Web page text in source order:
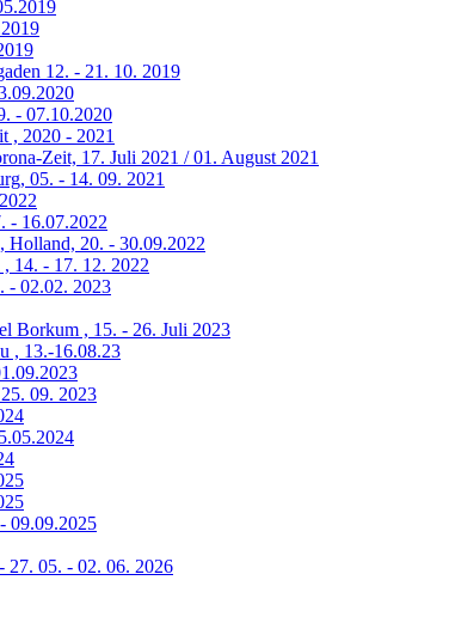
12. - 21. 10. 2019
- 07.10.2020
, 2020 - 2021
Zeit, 17. Juli 2021 / 01. August 2021
05. - 14. 09. 2021
- 16.07.2022
Holland, 20. - 30.09.2022
14. - 17. 12. 2022
- 02.02. 2023
Borkum , 15. - 26. Juli 2023
, 13.-16.08.23
09. 2023
09.09.2025
27. 05. - 02. 06. 2026